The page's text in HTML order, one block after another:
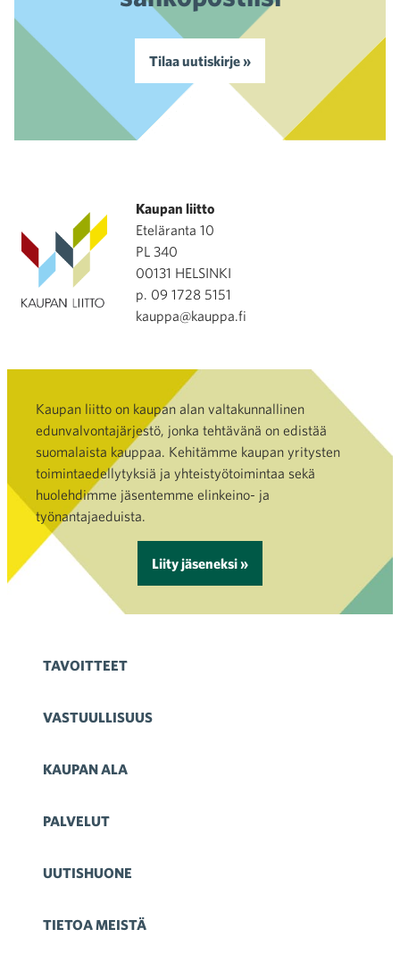
Tilaa uutiskirje »
Kaupan liitto
Eteläranta 10
PL 340
00131 HELSINKI
p. 09 1728 5151
kauppa@kauppa.fi
Kaupan liitto on kaupan alan valtakunnallinen
edunvalvontajärjestö, jonka tehtävänä on edistää
suomalaista kauppaa. Kehitämme kaupan yritysten
toimintaedellytyksiä ja yhteistyötoimintaa sekä
huolehdimme jäsentemme elinkeino- ja
työnantajaeduista.
Liity jäseneksi »
TAVOITTEET
VASTUULLISUUS
KAUPAN ALA
PALVELUT
UUTISHUONE
TIETOA MEISTÄ